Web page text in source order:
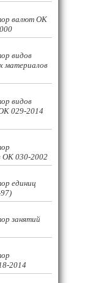
валют ОК
видов
материалов
видов
029-2014
ОК 030-2002
единиц
занятий
2014